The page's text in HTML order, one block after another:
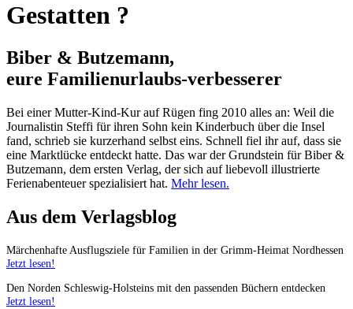
Gestatten ?
Biber & Butzemann,
eure Familienurlaubs-verbesserer
Bei einer Mutter-Kind-Kur auf Rügen fing 2010 alles an: Weil die
Journalistin Steffi für ihren Sohn kein Kinderbuch über die Insel
fand, schrieb sie kurzerhand selbst eins. Schnell fiel ihr auf, dass sie
eine Marktlücke entdeckt hatte. Das war der Grundstein für Biber &
Butzemann, dem ersten Verlag, der sich auf liebevoll illustrierte
Ferienabenteuer spezialisiert hat. Mehr lesen.
Aus dem Verlagsblog
Märchenhafte Ausflugsziele für Familien in der Grimm-Heimat Nordhessen
Jetzt lesen!
Den Norden Schleswig-Holsteins mit den passenden Büchern entdecken
Jetzt lesen!